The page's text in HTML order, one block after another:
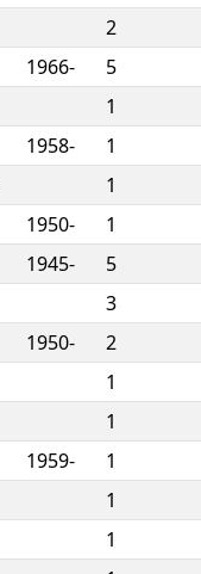
2
1966-
5
1
1958-
1
1
1950-
1
1945-
5
3
1950-
2
1
1
1959-
1
1
1